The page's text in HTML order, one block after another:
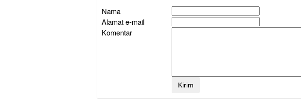
Nama
Alamat e-mail
Komentar